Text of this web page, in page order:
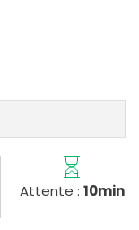
Attente : 10min